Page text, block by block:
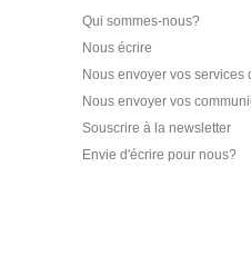
Qui sommes-nous?
Nous écrire
Nous envoyer vos services
Nous envoyer vos
Souscrire à la newsletter
Envie d'écrire pour nous?